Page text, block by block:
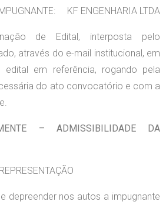
IMPUGNANTE: KF ENGENHARIA LTDA
de Edital, interposta pelo
através do e-mail institucional, em
em referência, rogando pela
do ato convocatório e com a
– ADMISSIBILIDADE DA
nos autos a impugnante